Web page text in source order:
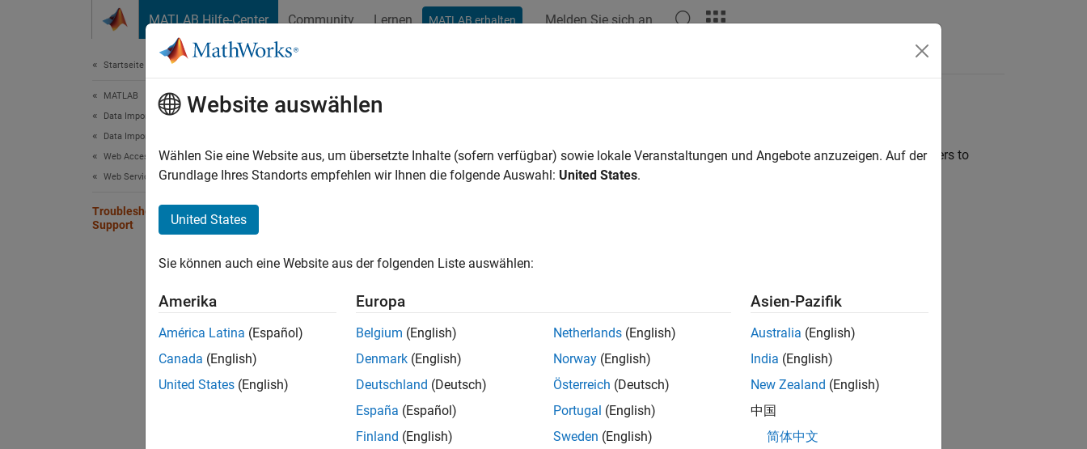
MATLAB Hilfe-Center Community Lernen MATLAB erhalten Melden Sie sich an
Startseite der Dokumentation
MATLAB
Data Import and Analysis
Data Import and Export
Web Access and Streaming
Web Services
Troubleshooting Basic Authentication
Support
Troubleshooting Basic Authentication Support
The RESTful functions (webread/webwrite /websave) support the Basic authentication scheme by allowing users to
specify their username and password in aweboptionsobject.
Website auswählen
Wählen Sie eine Website aus, um übersetzte Inhalte (sofern verfügbar) sowie lokale Veranstaltungen und Angebote anzuzeigen. Auf der
Grundlage Ihres Standorts empfehlen wir Ihnen die folgende Auswahl: United States.
United States
Sie können auch eine Website aus der folgenden Liste auswählen:
Amerika
América Latina (Español)
Canada (English)
United States (English)
Europa
Belgium (English)
Denmark (English)
Deutschland (Deutsch)
España (Español)
Finland (English)
Netherlands (English)
Norway (English)
Österreich (Deutsch)
Portugal (English)
Sweden (English)
Asien-Pazifik
Australia (English)
India (English)
New Zealand (English)
中国
简体中文